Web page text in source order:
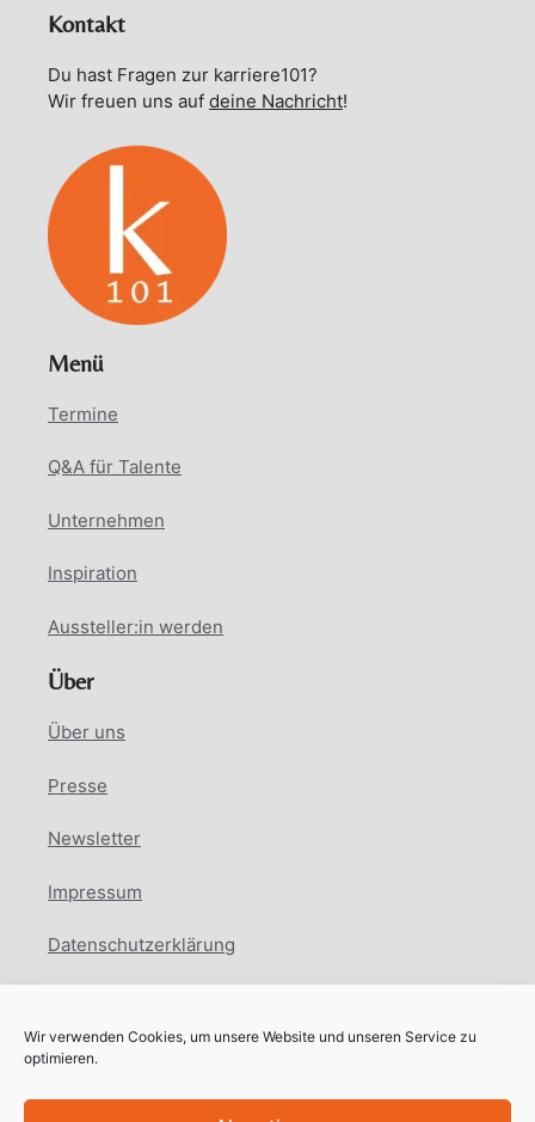
Wir verwenden Cookies, um unsere Website und unseren Service zu
optimieren.
Kontakt
Du hast Fragen zur karriere101?
Wir freuen uns auf deine Nachricht!
Menü
Termine
Q&A für Talente
Unternehmen
Inspiration
Aussteller:in werden
Über
Über uns
Presse
Newsletter
Impressum
Datenschutzerklärung
Facebook
Instagram
LinkedIn